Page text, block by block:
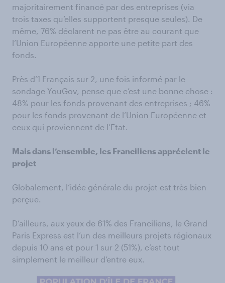
majoritairement financé par des entreprises (via
trois taxes qu’elles supportent presque seules). De
même, 76% déclarent ne pas être au courant que
l’Union Européenne apporte une petite part des
fonds.
Près d’1 Français sur 2, une fois informé par le
sondage YouGov, pense que c’est une bonne chose :
48% pour les fonds provenant des entreprises ; 46%
pour les fonds provenant de l’Union Européenne et
ceux qui proviennent de l’Etat.
Mais dans l’ensemble, les Franciliens apprécient le
projet
Globalement, l’idée générale du projet est très bien
perçue.
D’ailleurs, aux yeux de 61% des Franciliens, le Grand
Paris Express est l’un des meilleurs projets régionaux
depuis 10 ans et pour 1 sur 2 (51%), c’est tout
simplement le meilleur d’entre eux.